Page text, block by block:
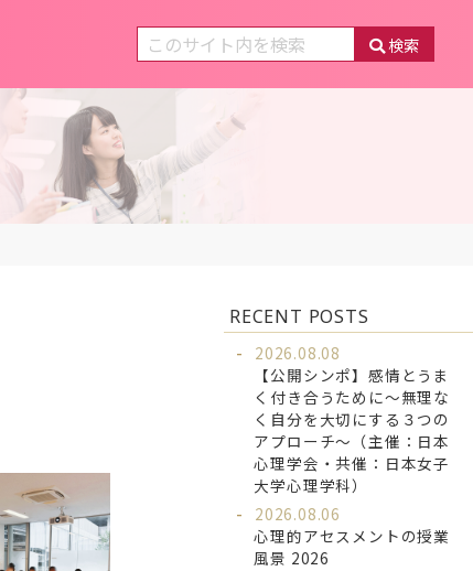
検索
RECENT POSTS
2026.08.08
【公開シンポ】感情とうま
く付き合うために～無理な
く自分を大切にする３つの
アプローチ～（主催：日本
心理学会・共催：日本女子
大学心理学科）
2026.08.06
心理的アセスメントの授業
風景 2026